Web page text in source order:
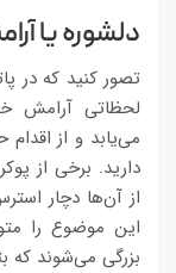
دلشوره یا
تصور کنید که در
لحظاتی آرامش
می‌یابد و از
دارید. برخی از
از آن‌ها دچار
این موضوع را
بزرگی می‌شوند که